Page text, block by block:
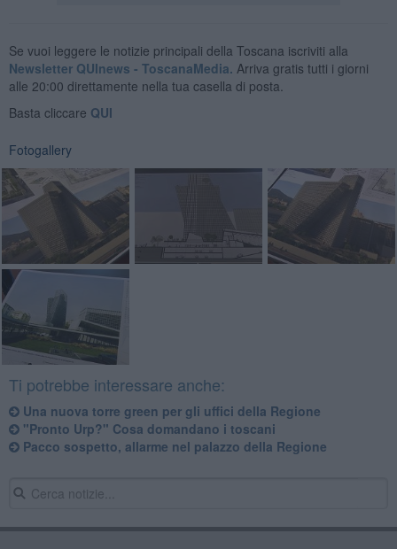
Se vuoi leggere le notizie principali della Toscana iscriviti alla
Newsletter QUInews - ToscanaMedia. Arriva gratis tutti i giorni
alle 20:00 direttamente nella tua casella di posta.
Basta cliccare QUI
Fotogallery
Ti potrebbe interessare anche:
Una nuova torre green per gli uffici della Regione
"Pronto Urp?" Cosa domandano i toscani
Pacco sospetto, allarme nel palazzo della Regione